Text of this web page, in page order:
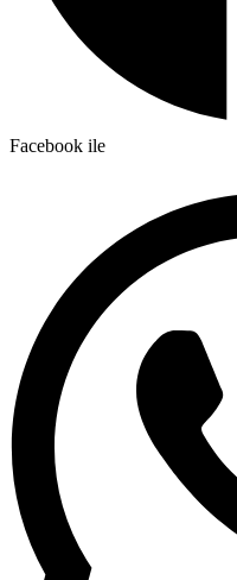
Facebook ile